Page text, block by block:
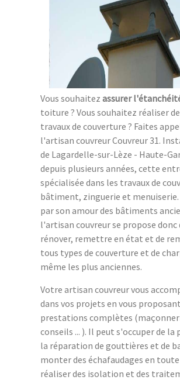
Vous souhaitez assurer
toiture ? Vous souhaitez réaliser
travaux de couverture ? Faites
l'artisan couvreur Couvreur 31.
de Lagardelle-sur-Lèze - Haute-
depuis plusieurs années, cette
spécialisée dans les travaux de
bâtiment, zinguerie et
par son amour des bâtiments
l'artisan couvreur se propose donc
rénover, remettre en état et de
tous types de couverture et de
même les plus anciennes.
Votre artisan couvreur vous
dans vos projets en vous
prestations complètes
conseils ... ). Il peut s'occuper de la
la réparation de gouttières et de
monter des échafaudages en
réaliser des isolation et des